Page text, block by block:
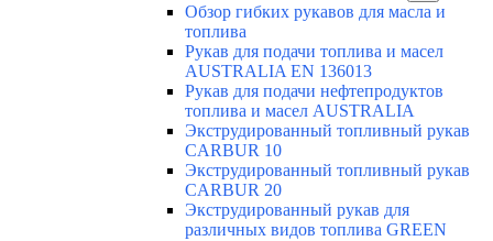
Обзор гибких рукавов для масла и
топлива
Рукав для подачи топлива и масел
AUSTRALIA EN 136013
Рукав для подачи нефтепродуктов
топлива и масел AUSTRALIA
Экструдированный топливный рукав
CARBUR 10
Экструдированный топливный рукав
CARBUR 20
Экструдированный рукав для
различных видов топлива GREEN